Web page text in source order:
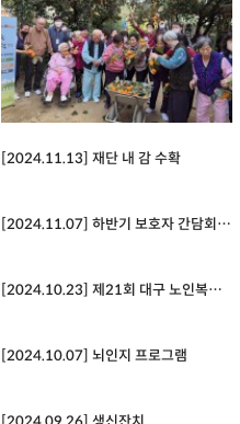
[2024.11.13] 재단 내 감 수확
[2024.11.07] 하반기 보호자 간담회 실시
[2024.10.23] 제21회 대구 노인복지시설 어우러짐 한마당
[2024.10.07] 뇌인지 프로그램